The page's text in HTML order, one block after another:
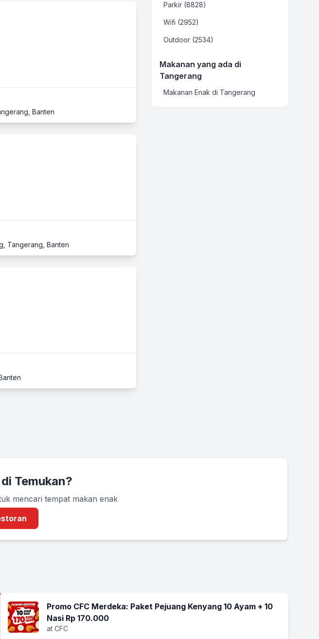
Banten
Tangerang, Banten
Parkir (8828)
Wifi (2952)
Outdoor (2534)
Makanan yang ada di
Tangerang
Makanan Enak di Tangerang
Temukan?
mencari tempat makan enak
Promo CFC Merdeka: Paket Pejuang Kenyang 10 Ayam + 10
Nasi Rp 170.000
at CFC